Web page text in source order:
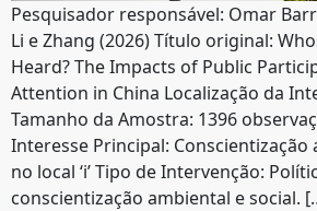
Pesquisador responsável: Omar
Li e Zhang (2026) Título original:
Heard? The Impacts of Public
Attention in China Localização da
Tamanho da Amostra: 1396
Interesse Principal:
no local ‘i’ Tipo de Intervenção:
conscientização ambiental e social.